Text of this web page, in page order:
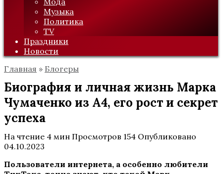
Музыка
Политика
TV
Праздники
Новости
Главная » Блогеры
Биография и личная жизнь Марка
Чумаченко из А4, его рост и секрет
успеха
На чтение 4 мин Просмотров 154 Опубликовано
04.10.2023
Пользователи интернета, а особенно любители